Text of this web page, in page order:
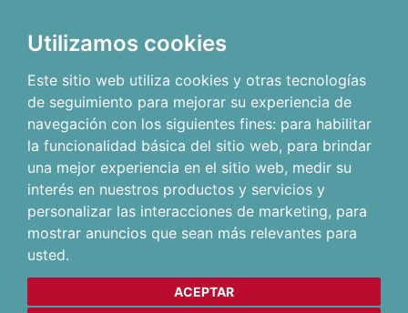
Utilizamos cookies
Este sitio web utiliza cookies y otras tecnologías
de seguimiento para mejorar su experiencia de
navegación con los siguientes fines: para habilitar
la funcionalidad básica del sitio web, para brindar
una mejor experiencia en el sitio web, medir su
interés en nuestros productos y servicios y
personalizar las interacciones de marketing, para
mostrar anuncios que sean más relevantes para
usted.
ACEPTAR